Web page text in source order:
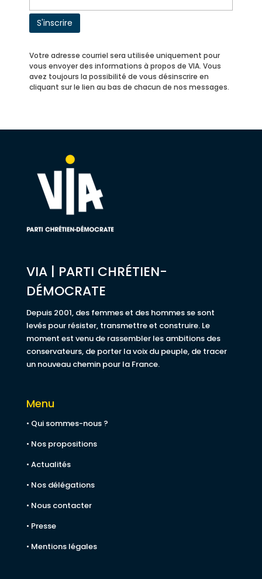
Votre adresse courriel sera utilisée uniquement pour
vous envoyer des informations à propos de VIA. Vous
avez toujours la possibilité de vous désinscrire en
cliquant sur le lien au bas de chacun de nos messages.
VIA | PARTI CHRÉTIEN-
DÉMOCRATE
Depuis 2001, des femmes et des hommes se sont
levés pour résister, transmettre et construire. Le
moment est venu de rassembler les ambitions des
conservateurs, de porter la voix du peuple, de tracer
un nouveau chemin pour la France.
Menu
• Qui sommes-nous ?
• Nos propositions
• Actualités
• Nos délégations
• Nous contacter
• Presse
• Mentions légales